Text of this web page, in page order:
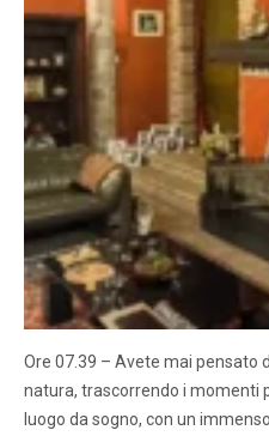
Ore 07.39 – Avete mai pensato
natura, trascorrendo i momenti
luogo da sogno, con un